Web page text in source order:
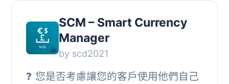
SCM – Smart Currency
Manager
by scd2021
❓ 您是否考慮讓您的客戶使用他們自己